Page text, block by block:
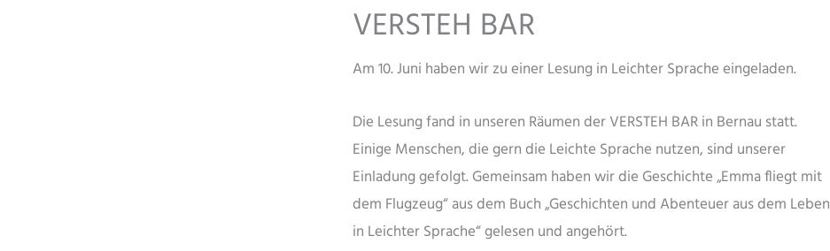
VERSTEH BAR
Am 10. Juni haben wir zu einer Lesung in Leichter Sprache eingeladen.
Die Lesung fand in unseren Räumen der VERSTEH BAR in Bernau statt.
Einige Menschen, die gern die Leichte Sprache nutzen, sind unserer
Einladung gefolgt. Gemeinsam haben wir die Geschichte „Emma fliegt mit
dem Flugzeug“ aus dem Buch „Geschichten und Abenteuer aus dem Leben
in Leichter Sprache“ gelesen und angehört.